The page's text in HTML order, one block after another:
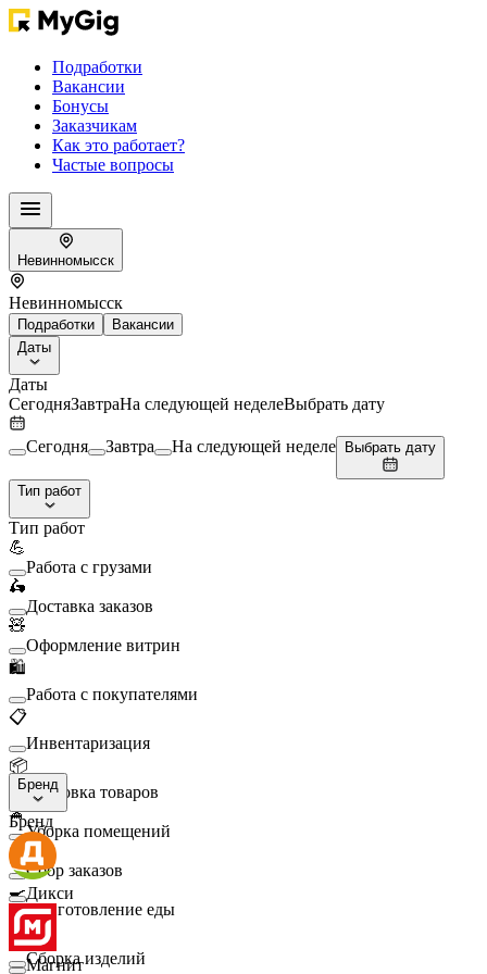
Подработки
Вакансии
Бонусы
Заказчикам
Как это работает?
Частые вопросы
Невинномысск
Невинномысск
Подработки
Вакансии
Даты
Даты
СегодняЗавтраНа следующей неделеВыбрать дату
Сегодня Завтра На следующей неделе Выбрать дату
Тип работ
Тип работ
💪
Работа с грузами
🛵
Доставка заказов
🧸
Оформление витрин
🛍️
Работа с покупателями
📋
Инвентаризация
📦
Упаковка товаров
🧹
Уборка помещений
🛒
Сбор заказов
🍳
Приготовление еды
🛠️
Сборка изделий
Бренд
Бренд
Дикси
Магнит